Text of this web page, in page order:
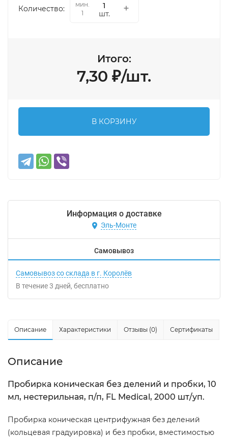
Количество:
мин.
1
шт.
Итого:
7,30 ₽/шт.
В КОРЗИНУ
Информация о доставке
Эль-Монте
Самовывоз
Самовывоз со склада в г. Королёв
В течение3 дней Бесплатно
Описание Характеристики Отзывы (0) Сертификаты
Описание
Пробирка коническая без делений и пробки, 10
мл, нестерильная, п/п, FL Medical, 2000 шт/уп.
Пробирка коническая центрифужная без делений
(кольцевая градуировка) и без пробки, вместимостью